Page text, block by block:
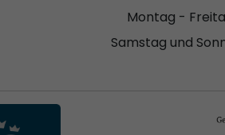
Montag -
Samstag und